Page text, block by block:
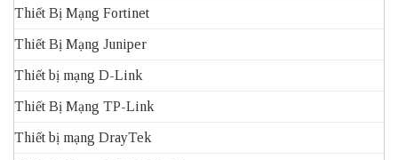
Thiết Bị Mạng Fortinet
Thiết Bị Mạng Juniper
Thiết bị mạng D-Link
Thiết Bị Mạng TP-Link
Thiết bị mạng DrayTek